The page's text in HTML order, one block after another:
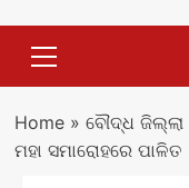
Menu
Home» ବୌଦ୍ଧ
ମହା ସମାରୋହରେ ପାଳିତ